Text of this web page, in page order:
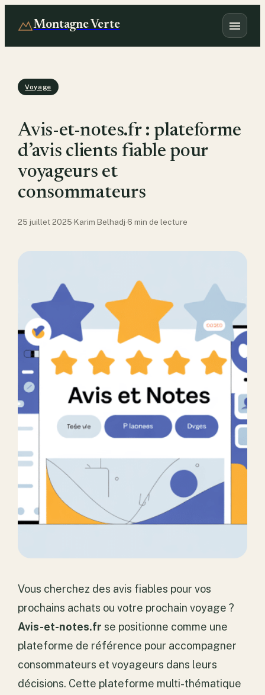
Montagne Verte
Voyage
Avis-et-notes.fr : plateforme
d’avis clients fiable pour
voyageurs et
consommateurs
25 juillet 2025·Karim Belhadj·6 min de lecture
Vous cherchez des avis fiables pour vos
prochains achats ou votre prochain voyage ?
Avis-et-notes.fr se positionne comme une
plateforme de référence pour accompagner
consommateurs et voyageurs dans leurs
décisions. Cette plateforme multi-thématique